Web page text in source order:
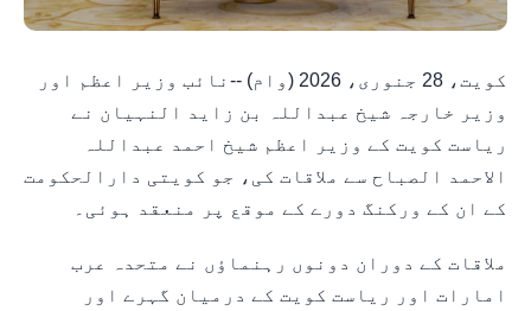
کویت، 28 جنوری، 2026 (وام) --نائب وزیر اعظم اور
وزیر خارجہ شیخ عبداللہ بن زاید النہیان نے
ریاست کویت کے وزیر اعظم شیخ احمد عبداللہ
الاحمد الصباح سے ملاقات کی، جو کویتی دارالحکومت
کے ان کے ورکنگ دورے کے موقع پر منعقد ہوئی۔
ملاقات کے دوران دونوں رہنماؤں نے متحدہ عرب
امارات اور ریاست کویت کے درمیان گہرے اور